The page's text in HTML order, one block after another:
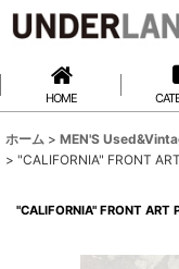
HOME
ホーム > MEN'S
> "CALIFORNIA" FRONT
"CALIFORNIA" FRONT ART